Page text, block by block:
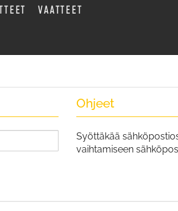
VAATTEET
Ohjeet
Syöttäkää
vaihtamiseen